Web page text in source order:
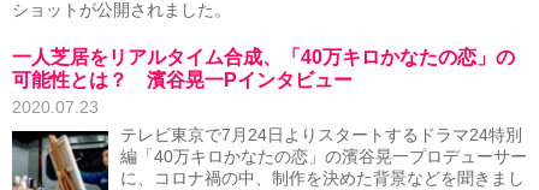
ショットが公開されました。
一人芝居をリアルタイム合成、「40万キロかなたの恋」の
可能性とは？ 濱谷晃一Pインタビュー
2020.07.23
テレビ東京で7月24日よりスタートするドラマ24特別
編「40万キロかなたの恋」の濱谷晃一プロデューサー
に、コロナ禍の中、制作を決めた背景などを聞きまし